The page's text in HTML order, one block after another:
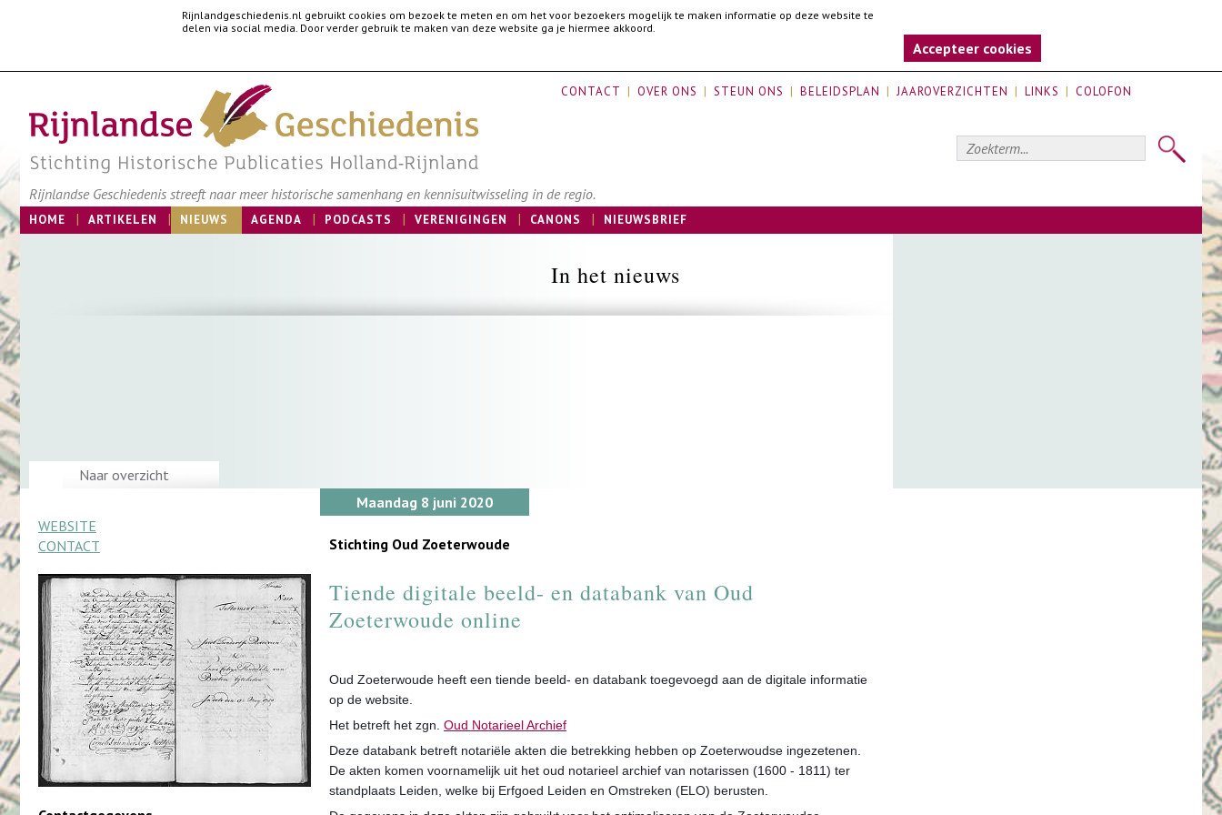
Rijnlandgeschiedenis.nl gebruikt cookies om bezoek te meten en om het voor bezoekers mogelijk te maken informatie op deze website te
delen via social media. Door verder gebruik te maken van deze website ga je hiermee akkoord.
Accepteer cookies
CONTACT OVER ONS STEUN ONS BELEIDSPLAN JAAROVERZICHTEN LINKS COLOFON
Rijnlandse Geschiedenis streeft naar meer historische samenhang en kennisuitwisseling in de regio.
HOME ARTIKELEN NIEUWS AGENDA PODCASTS VERENIGINGEN CANONS NIEUWSBRIEF
In het nieuws
Naar overzicht
Maandag 8 juni 2020
WEBSITE
CONTACT
Stichting Oud Zoeterwoude
Tiende digitale beeld- en databank van Oud
Zoeterwoude online
Oud Zoeterwoude heeft een tiende beeld- en databank toegevoegd aan de digitale informatie
op de website.
Het betreft het zgn. Oud Notarieel Archief
Deze databank betreft notariële akten die betrekking hebben op Zoeterwoudse ingezetenen.
De akten komen voornamelijk uit het oud notarieel archief van notarissen (1600 - 1811) ter
standplaats Leiden, welke bij Erfgoed Leiden en Omstreken (ELO) berusten.